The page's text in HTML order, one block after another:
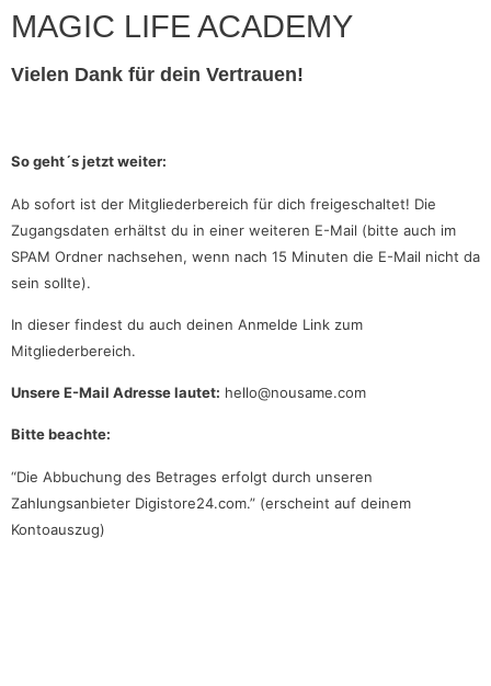
MAGIC LIFE ACADEMY
Vielen Dank für dein Vertrauen!
So geht´s jetzt weiter:
Ab sofort ist der Mitgliederbereich für dich freigeschaltet! Die
Zugangsdaten erhältst du in einer weiteren E-Mail (bitte auch im
SPAM Ordner nachsehen, wenn nach 15 Minuten die E-Mail nicht da
sein sollte).
In dieser findest du auch deinen Anmelde Link zum
Mitgliederbereich.
Unsere E-Mail Adresse lautet: hello@nousame.com
Bitte beachte:
“Die Abbuchung des Betrages erfolgt durch unseren
Zahlungsanbieter Digistore24.com.” (erscheint auf deinem
Kontoauszug)